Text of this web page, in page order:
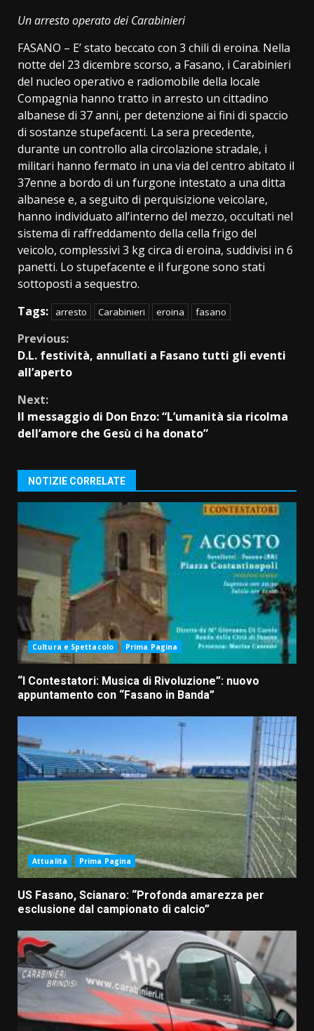
Link
Un arresto operato dei Carabinieri
FASANO – E’ stato beccato con 3 chili di eroina. Nella
notte del 23 dicembre scorso, a Fasano, i Carabinieri
del nucleo operativo e radiomobile della locale
Compagnia hanno tratto in arresto un cittadino
albanese di 37 anni, per detenzione ai fini di spaccio
di sostanze stupefacenti. La sera precedente,
durante un controllo alla circolazione stradale, i
militari hanno fermato in una via del centro abitato il
37enne a bordo di un furgone intestato a una ditta
albanese e, a seguito di perquisizione veicolare,
hanno individuato all’interno del mezzo, occultati nel
sistema di raffreddamento della cella frigo del
veicolo, complessivi 3 kg circa di eroina, suddivisi in 6
panetti. Lo stupefacente e il furgone sono stati
sottoposti a sequestro.
Tags:
arresto Carabinieri eroina fasano
Continue
Reading
Previous:
D.L. festività, annullati a Fasano tutti gli eventi
all’aperto
Next:
Il messaggio di Don Enzo: “L’umanità sia ricolma
dell’amore che Gesù ci ha donato”
NOTIZIE CORRELATE
Cultura e Spettacolo Prima Pagina
“I Contestatori: Musica di Rivoluzione”: nuovo
appuntamento con “Fasano in Banda”
Attualità Prima Pagina
US Fasano, Scianaro: “Profonda amarezza per
esclusione dal campionato di calcio”